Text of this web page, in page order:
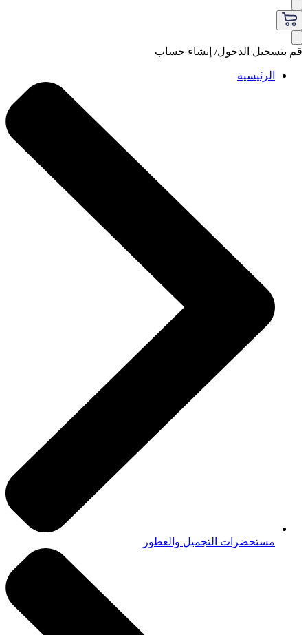
قم بتسجيل الدخول/ إنشاء حساب
الرئيسية
مستحضرات التجميل والعطور